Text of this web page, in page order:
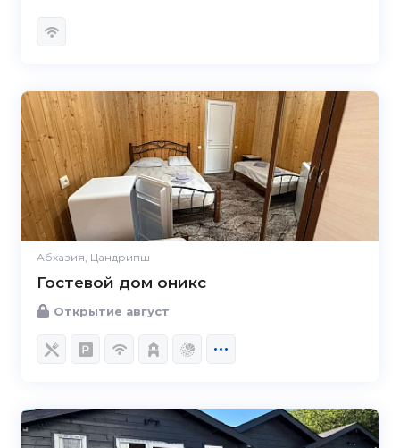
Абхазия, Цандрипш
Гостевой дом оникс
Открытие август